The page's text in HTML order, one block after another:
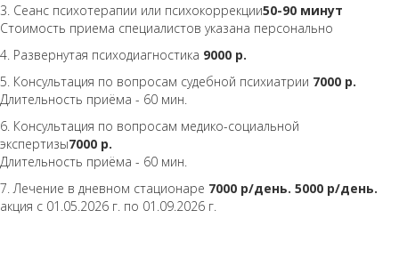
3. Сеанс психотерапии или психокоррекции50-90 минут
Стоимость приема специалистов указана персонально
4. Развернутая психодиагностика 9000 р.
5. Консультация по вопросам судебной психиатрии 7000 р.
Длительность приёма - 60 мин.
6. Консультация по вопросам медико-социальной
экспертизы7000 р.
Длительность приёма - 60 мин.
7. Лечение в дневном стационаре 7000 р/день. 5000 р/день.
акция с 01.05.2026 г. по 01.09.2026 г.